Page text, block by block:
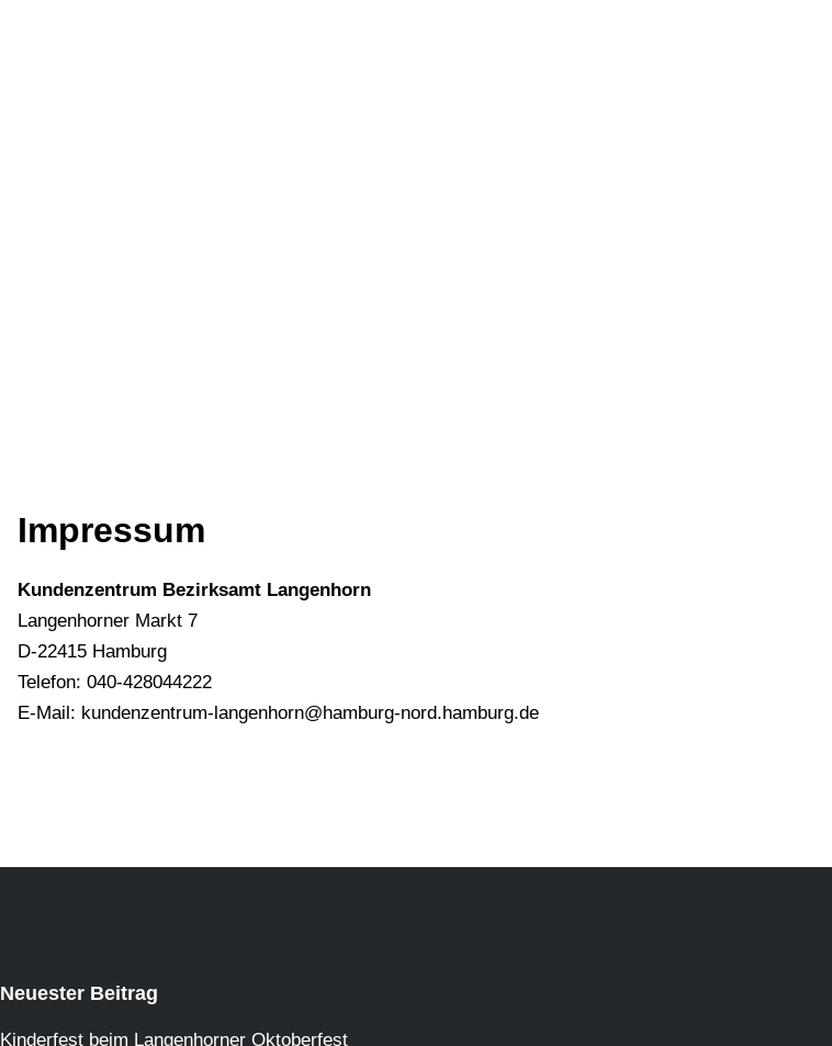
Impressum
Kundenzentrum Bezirksamt Langenhorn
Langenhorner Markt 7
D-22415 Hamburg
Telefon: 040-428044222
E-Mail: kundenzentrum-langenhorn@hamburg-nord.hamburg.de
Neuester Beitrag
Kinderfest beim Langenhorner Oktoberfest